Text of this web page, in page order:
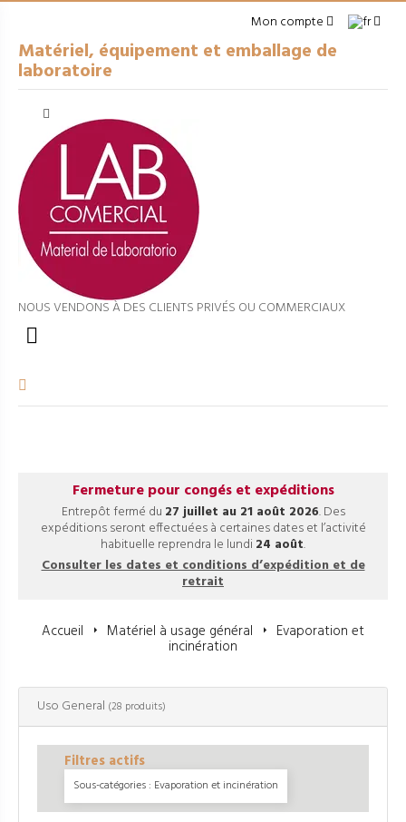
Mon compte
Matériel, équipement et emballage de
laboratoire
Cerrar
arrow_right
MATÉRIEL À USAGE GÉNÉRAL
arrow_right
EMBALLAGES
arrow_right
APPAREILS DE LABORATOIRE
arrow_right
VERRERIE VOLUMÉTRIQUE
arrow_right
FILTRATION ET SÉPARATION
NOUS VENDONS À DES CLIENTS PRIVÉS OU COMMERCIAUX

Fermeture pour congés et expéditions
Entrepôt fermé du 27 juillet au 21 août 2026. Des
expéditions seront effectuées à certaines dates et l’activité
habituelle reprendra le lundi 24 août.
Consulter les dates et conditions d’expédition et de
retrait
Accueil Matériel à usage général Evaporation et
incinération
Uso General (28 produits)
Filtres actifs
Sous-catégories : Evaporation et incinération